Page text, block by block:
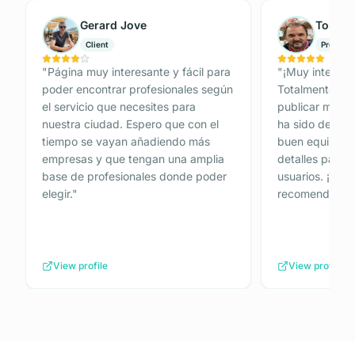
Gerard Jove
Client
"Página muy interesante y fácil para
poder encontrar profesionales según
el servicio que necesites para
nuestra ciudad. Espero que con el
tiempo se vayan añadiendo más
empresas y que tengan una amplia
base de profesionales donde poder
elegir."
View profile
Tomás
"¡Muy
Totalmente
publicar mi
ha sido de 10.
buen equipo
detalles para
usuarios.
recomendada!
View profile